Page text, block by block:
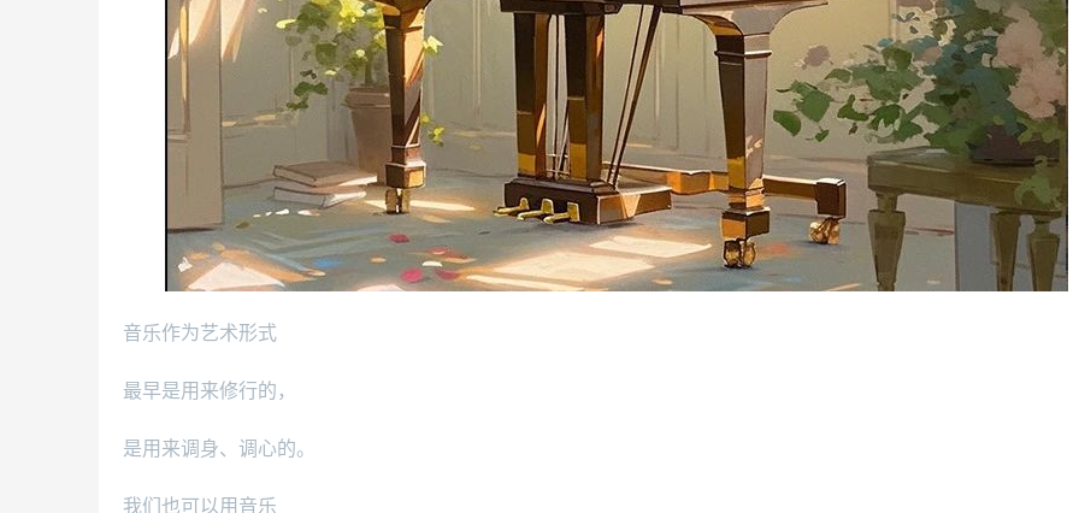
音乐作为艺术形式
最早是用来修行的，
是用来调身、调心的。
我们也可以用音乐